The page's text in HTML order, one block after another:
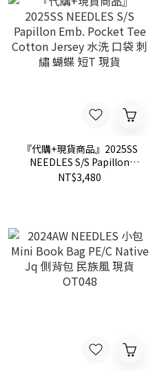
『代購+現貨商品』2025SS
NEEDLES S/S Papillon
Emb. Pocket Tee Cotton
NT$3,480